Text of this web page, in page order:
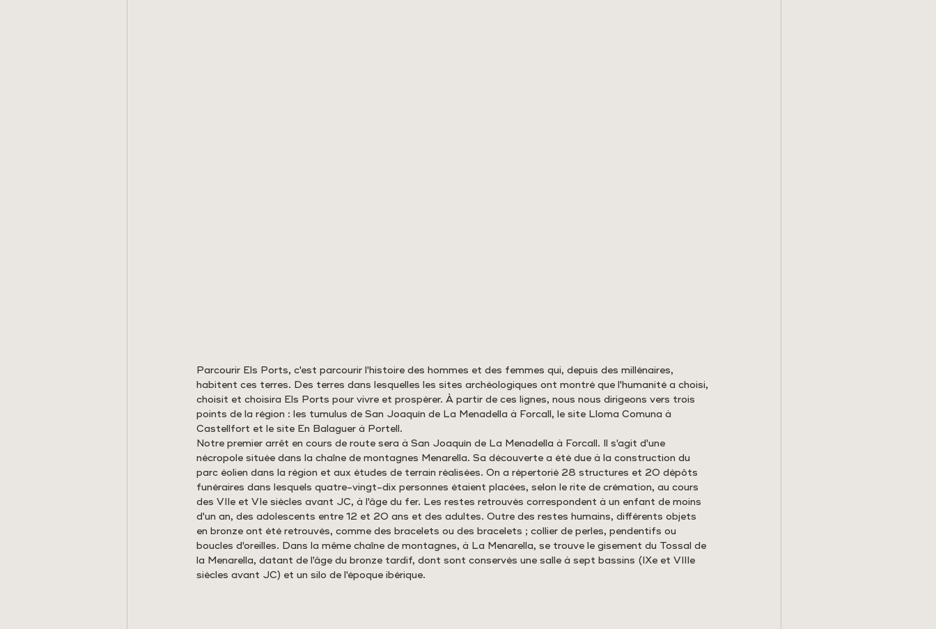
Parcourir Els Ports, c'est parcourir l'histoire des hommes et des femmes qui, depuis des millénaires,
habitent ces terres. Des terres dans lesquelles les sites archéologiques ont montré que l'humanité a choisi,
choisit et choisira Els Ports pour vivre et prospérer. À partir de ces lignes, nous nous dirigeons vers trois
points de la région : les tumulus de San Joaquín de La Menadella à Forcall, le site Lloma Comuna à
Castellfort et le site En Balaguer à Portell.
Notre premier arrêt en cours de route sera à San Joaquín de La Menadella à Forcall. Il s'agit d'une
nécropole située dans la chaîne de montagnes Menarella. Sa découverte a été due à la construction du
parc éolien dans la région et aux études de terrain réalisées. On a répertorié 28 structures et 20 dépôts
funéraires dans lesquels quatre-vingt-dix personnes étaient placées, selon le rite de crémation, au cours
des VIIe et VIe siècles avant JC, à l'âge du fer. Les restes retrouvés correspondent à un enfant de moins
d'un an, des adolescents entre 12 et 20 ans et des adultes. Outre des restes humains, différents objets
en bronze ont été retrouvés, comme des bracelets ou des bracelets ; collier de perles, pendentifs ou
boucles d'oreilles. Dans la même chaîne de montagnes, à La Menarella, se trouve le gisement du Tossal de
la Menarella, datant de l'âge du bronze tardif, dont sont conservés une salle à sept bassins (IXe et VIIIe
siècles avant JC) et un silo de l'époque ibérique.